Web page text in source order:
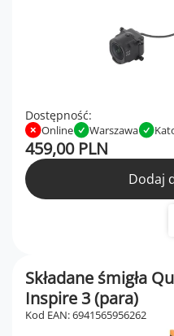
Dostępność:
Online Warszawa
459,00 PLN
Dodaj
Składane śmigła
Inspire 3 (para)
Kod EAN: 6941565956262